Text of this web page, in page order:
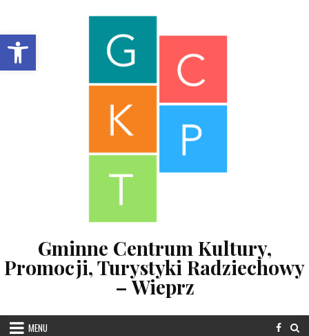
Open toolbar
Gminne Centrum Kultury,
Promocji, Turystyki Radziechowy
– Wieprz
MENU